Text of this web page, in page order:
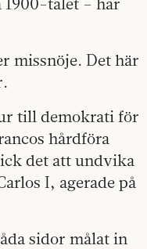
missnöje. Det här
till demokrati för
hårdföra
det att undvika
I, agerade på
sidor målat in